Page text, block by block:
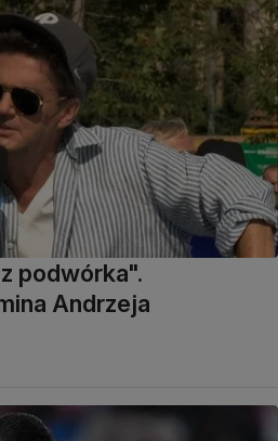
podwórka".
Andrzeja